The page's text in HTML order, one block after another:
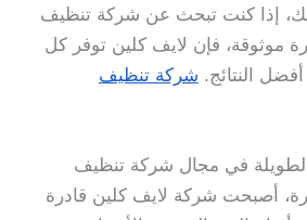
إذا كنت تبحث عن شركة تنظيف
موثوقة، فإن لايف كلين توفر كل
النتائج. شركة تنظيف
الطويلة في مجال شركة تنظيف
أصبحت شركة لايف كلين قادرة